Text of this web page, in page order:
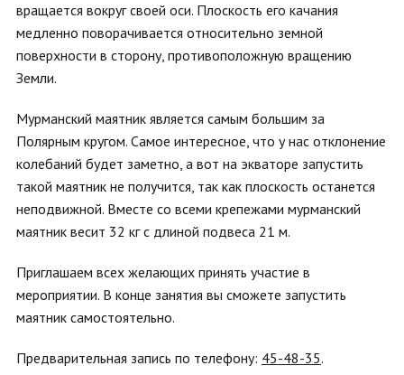
вращается вокруг своей оси. Плоскость его качания
медленно поворачивается относительно земной
поверхности в сторону, противоположную вращению
Земли.
Мурманский маятник является самым большим за
Полярным кругом. Самое интересное, что у нас отклонение
колебаний будет заметно, а вот на экваторе запустить
такой маятник не получится, так как плоскость останется
неподвижной. Вместе со всеми крепежами мурманский
маятник весит 32 кг с длиной подвеса 21 м.
Приглашаем всех желающих принять участие в
мероприятии. В конце занятия вы сможете запустить
маятник самостоятельно.
Предварительная запись по телефону: 45-48-35.